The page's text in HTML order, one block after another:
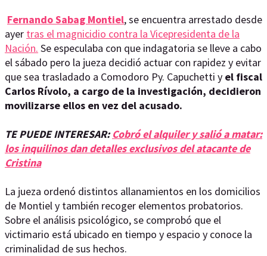
Fernando Sabag Montiel, se encuentra arrestado desde
ayer tras el magnicidio contra la Vicepresidenta de la
Nación. Se especulaba con que indagatoria se lleve a cabo
el sábado pero la jueza decidió actuar con rapidez y evitar
que sea trasladado a Comodoro Py. Capuchetti y el fiscal
Carlos Rívolo, a cargo de la investigación, decidieron
movilizarse ellos en vez del acusado.
TE PUEDE INTERESAR:Cobró el alquiler y salió a matar:
los inquilinos dan detalles exclusivos del atacante de
Cristina
La jueza ordenó distintos allanamientos en los domicilios
de Montiel y también recoger elementos probatorios.
Sobre el análisis psicológico, se comprobó que el
victimario está ubicado en tiempo y espacio y conoce la
criminalidad de sus hechos.